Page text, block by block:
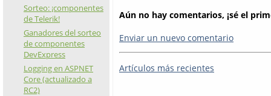
Sorteo: ¡componentes
de Telerik!
Ganadores del sorteo
de componentes
DevExpress
Logging en ASPNET
Core (actualizado a
RC2)
Aún no hay comentarios, ¡sé el
Enviar un nuevo comentario
Artículos más recientes